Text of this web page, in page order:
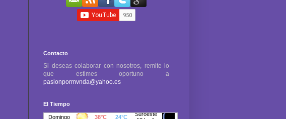
Contacto
Si deseas colaborar con nosotros, remite lo
que estimes oportuno a
pasionpormvnda@yahoo.es
El Tiempo